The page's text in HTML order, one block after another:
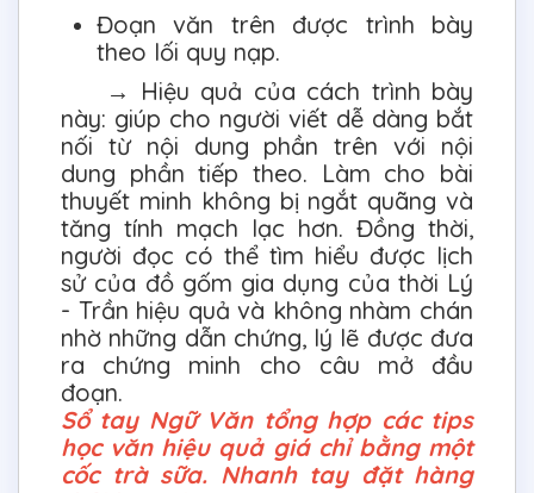
Đoạn văn trên được trình bày
theo lối quy nạp.
→ Hiệu quả của cách trình bày
này: giúp cho người viết dễ dàng bắt
nối từ nội dung phần trên với nội
dung phần tiếp theo. Làm cho bài
thuyết minh không bị ngắt quãng và
tăng tính mạch lạc hơn. Đồng thời,
người đọc có thể tìm hiểu được lịch
sử của đồ gốm gia dụng của thời Lý
- Trần hiệu quả và không nhàm chán
nhờ những dẫn chứng, lý lẽ được đưa
ra chứng minh cho câu mở đầu
đoạn.
Sổ tay Ngữ Văn tổng hợp các tips
học văn hiệu quả giá chỉ bằng một
cốc trà sữa. Nhanh tay đặt hàng